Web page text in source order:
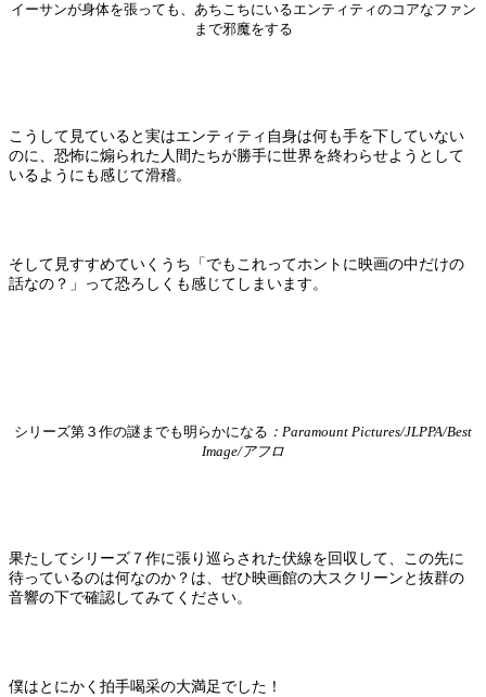
イーサンが身体を張っても、あちこちにいるエンティティのコアなファン
まで邪魔をする
こうして見ていると実はエンティティ自身は何も手を下していない
のに、恐怖に煽られた人間たちが勝手に世界を終わらせようとして
いるようにも感じて滑稽。
そして見すすめていくうち「でもこれってホントに映画の中だけの
話なの？」って恐ろしくも感じてしまいます。
シリーズ第３作の謎までも明らかになる ：Paramount Pictures/JLPPA/Best
Image/アフロ
果たしてシリーズ７作に張り巡らされた伏線を回収して、この先に
待っているのは何なのか？は、ぜひ映画館の大スクリーンと抜群の
音響の下で確認してみてください。
僕はとにかく拍手喝采の大満足でした！